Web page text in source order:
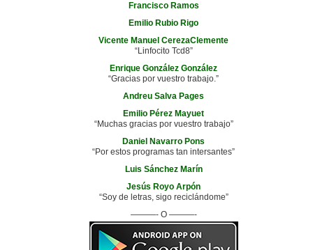
Francisco Ramos
Emilio Rubio Rigo
Vicente Manuel CerezaClemente
“Linfocito Tcd8”
Enrique González González
“Gracias por vuestro trabajo.”
Andreu Salva Pages
Emilio Pérez Mayuet
“Muchas gracias por vuestro trabajo”
Daniel Navarro Pons
“Por estos programas tan intersantes”
Luis Sánchez Marín
Jesús Royo Arpón
“Soy de letras, sigo reciclándome”
———- O ———-